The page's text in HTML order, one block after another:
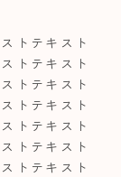
トテキスト
トテキスト
トテキスト
トテキスト
トテキスト
トテキスト
トテキスト